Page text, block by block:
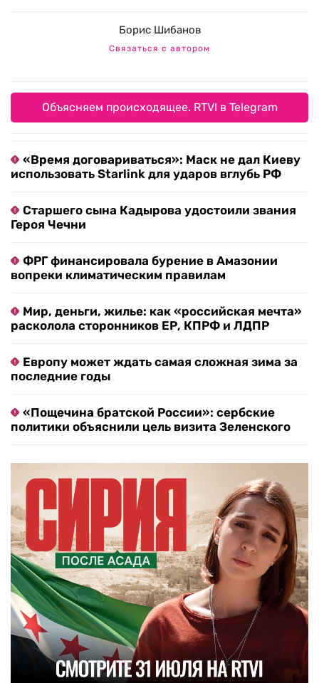
Борис Шибанов
Связаться с автором
Объясняем происходящее. RTVI в Telegram
«Время договариваться»: Маск не дал Киеву
использовать Starlink для ударов вглубь РФ
Старшего сына Кадырова удостоили звания
Героя Чечни
ФРГ финансировала бурение в Амазонии
вопреки климатическим правилам
Мир, деньги, жилье: как «российская мечта»
расколола сторонников ЕР, КПРФ и ЛДПР
Европу может ждать самая сложная зима за
последние годы
«Пощечина братской России»: сербские
политики объяснили цель визита Зеленского